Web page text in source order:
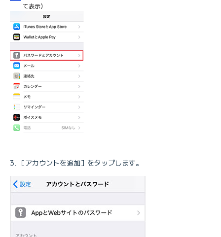
※iOS 18の場合は、［アプリ］→［メール］の順でタップします。
※iOS 18の場合は、［メールアカウント］です。
て表示）
［アカウントを追加］をタップします。